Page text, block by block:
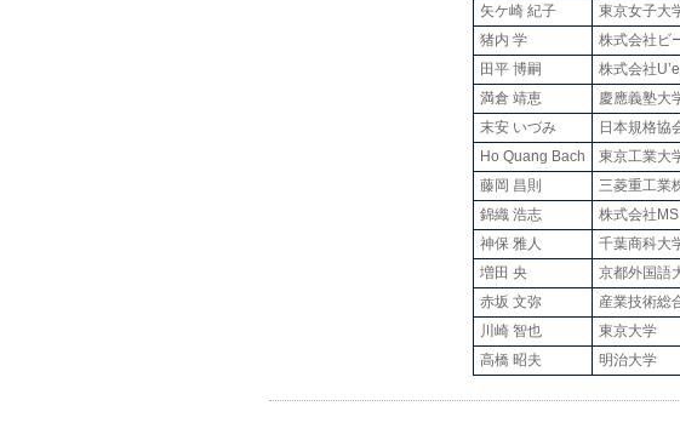
矢ケ崎 紀子
東京女子大
猪内 学
株式会社ビ
田平 博嗣
株式会社
満倉 靖恵
慶應義塾大
末安 いづみ
日本規格協
Ho Quang Bach
東京工業大
藤岡 昌則
三菱重工業
錦織 浩志
株式会社
神保 雅人
千葉商科大
増田 央
京都外国語
赤坂 文弥
産業技術総
川崎 智也
東京大学
高橋 昭夫
明治大学